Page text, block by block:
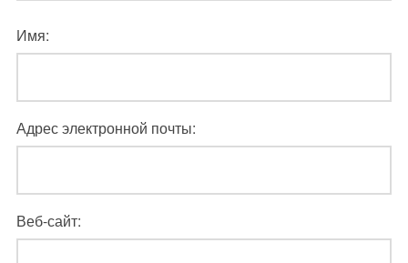
Имя:
Адрес электронной почты:
Веб-сайт: